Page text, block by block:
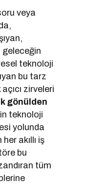
veya
teknoloji
bu tarz
zirveleri
gönülden
teknoloji
yolunda
akıllı iş
bu
tüm